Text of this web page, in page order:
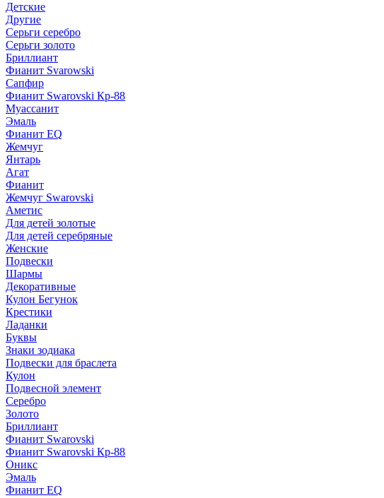
Детские
Другие
Серьги серебро
Серьги золото
Бриллиант
Фианит Svarowski
Сапфир
Фианит Swarovski Кр-88
Муассанит
Эмаль
Фианит EQ
Жемчуг
Янтарь
Агат
Фианит
Жемчуг Swarovski
Аметис
Для детей золотые
Для детей серебряные
Женские
Подвески
Шармы
Декоративные
Кулон Бегунок
Крестики
Ладанки
Буквы
Знаки зодиака
Подвески для браслета
Кулон
Подвесной элемент
Серебро
Золото
Бриллиант
Фианит Swarovski
Фианит Swarovski Кр-88
Оникс
Эмаль
Фианит EQ